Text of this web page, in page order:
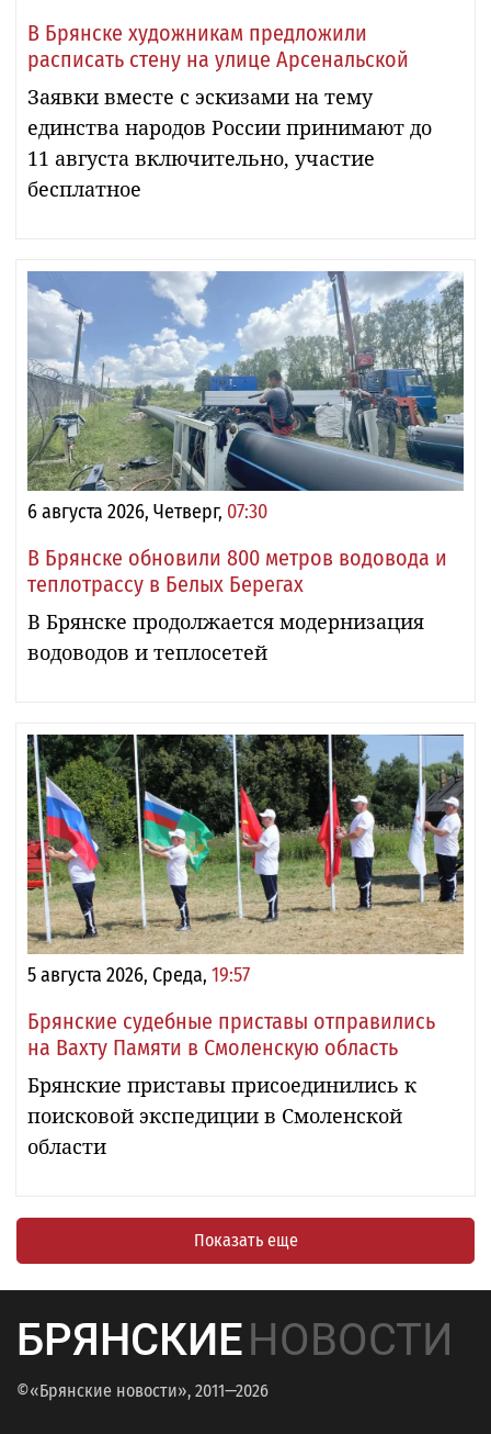
В Брянске художникам предложили
расписать стену на улице Арсенальской
Заявки вместе с эскизами на тему
единства народов России принимают до
11 августа включительно, участие
бесплатное
6 августа 2026, Четверг, 07:30
В Брянске обновили 800 метров водовода и
теплотрассу в Белых Берегах
В Брянске продолжается модернизация
водоводов и теплосетей
5 августа 2026, Среда, 19:57
Брянские судебные приставы отправились
на Вахту Памяти в Смоленскую область
Брянские приставы присоединились к
поисковой экспедиции в Смоленской
области
Показать еще
БРЯНСКИЕНОВОСТИ
©«Брянские новости», 2011—2026